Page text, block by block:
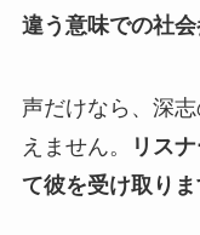
違う意味での社会
声だけなら、深
えません。
リス
て彼を受け取りま